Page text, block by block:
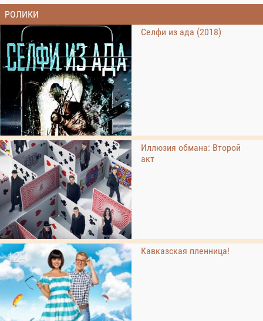
РОЛИКИ
Селфи из ада (2018)
Иллюзия обмана: Второй
акт
Кавказская пленница!